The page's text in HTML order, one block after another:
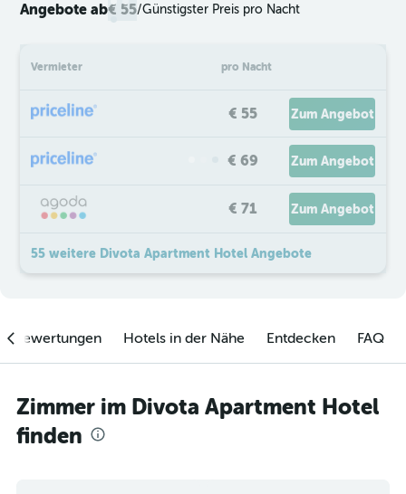
Angebote ab€ 55/Günstigster Preis pro Nacht
Vermieter pro Nacht
€ 55 Zum Angebot
€ 69 Zum Angebot
€ 71 Zum Angebot
55 weitere Divota Apartment Hotel Angebote
Hotels in der Nähe Entdecken FAQ
Zimmer im Divota Apartment Hotel
finden